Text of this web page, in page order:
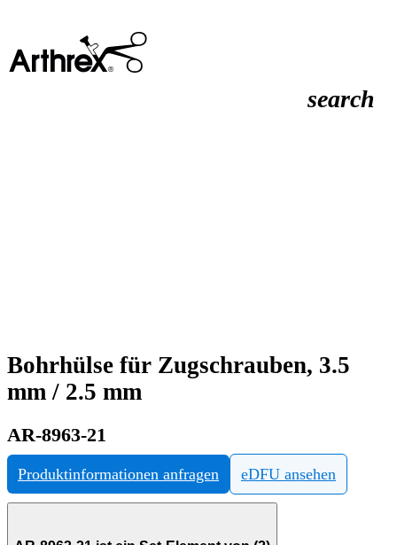
search
Bohrhülse für Zugschrauben, 3.5
mm / 2.5 mm
AR-8963-21
Produktinformationen anfragen eDFU ansehen